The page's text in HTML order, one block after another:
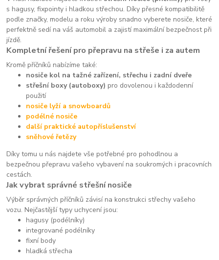
s hagusy, fixpointy i hladkou střechou. Díky přesné kompatibilitě
podle značky, modelu a roku výroby snadno vyberete nosiče, které
perfektně sedí na váš automobil a zajistí maximální bezpečnost při
jízdě.
Kompletní řešení pro přepravu na střeše i za autem
Kromě příčníků nabízíme také:
nosiče kol na tažné zařízení, střechu i zadní dveře
střešní boxy (autoboxy) pro dovolenou i každodenní
použití
nosiče lyží a snowboardů
podélné nosiče
další praktické autopříslušenství
sněhové řetězy
Díky tomu u nás najdete vše potřebné pro pohodlnou a
bezpečnou přepravu vašeho vybavení na soukromých i pracovních
cestách.
Jak vybrat správné střešní nosiče
Výběr správných příčníků závisí na konstrukci střechy vašeho
vozu. Nejčastější typy uchycení jsou:
hagusy (podélníky)
integrované podélníky
fixní body
hladká střecha